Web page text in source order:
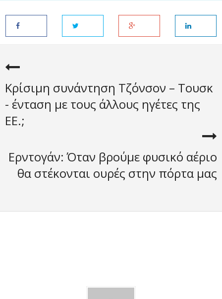
Κρίσιμη συνάντηση Τζόνσον – Τουσκ
- ένταση με τους άλλους ηγέτες της
ΕΕ.;
Ερντογάν: Όταν βρούμε φυσικό αέριο
θα στέκονται ουρές στην πόρτα μας